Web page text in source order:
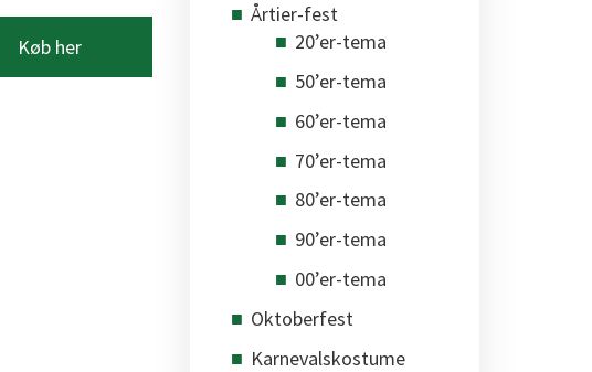
var:
Køb her
Årtier-fest
20’er-tema
50’er-tema
60’er-tema
70’er-tema
80’er-tema
90’er-tema
00’er-tema
Oktoberfest
Karnevalskostume